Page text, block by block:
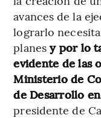
avances de la
lograrlo
planesy por lo
evidente de las
Ministerio de
de Desarrollo
presidente de